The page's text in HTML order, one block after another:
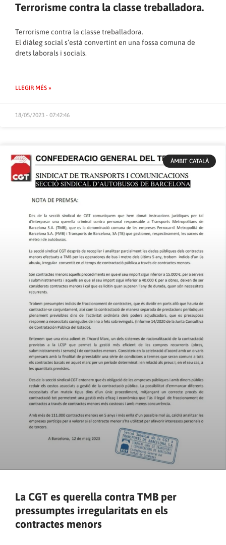
Terrorisme contra la classe treballadora.
Terrorisme contra la classe treballadora.
El diàleg social s’està convertint en una fossa comuna de
drets laborals i socials.
LLEGIR MÉS »
18/05/2023 - 07:42:46
ÀMBIT CATALÀ
La CGT es querella contra TMB per
pressumptes irregularitats en els
contractes menors